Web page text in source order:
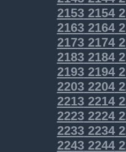
21532154
21632164
21732174
21832184
21932194
22032204
22132214
22232224
22332234
22432244